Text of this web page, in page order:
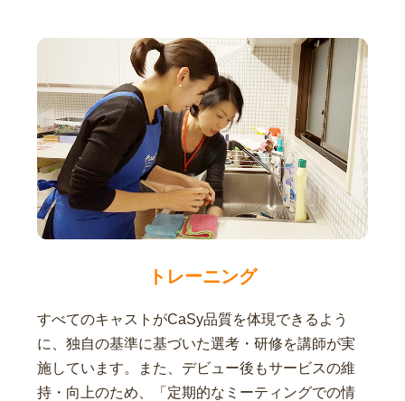
トレーニング
すべてのキャストがCaSy品質を体現できるよう
に、独自の基準に基づいた選考・研修を講師が実
施しています。また、デビュー後もサービスの維
持・向上のため、「定期的なミーティングでの情